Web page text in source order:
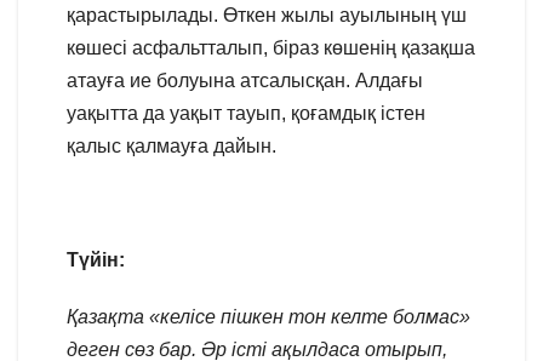
қарастырылады. Өткен жылы ауылының үш
көшесі асфальтталып, біраз көшенің қазақша
атауға ие болуына атсалысқан. Алдағы
уақытта да уақыт тауып, қоғамдық істен
қалыс қалмауға дайын.
Түйін:
Қазақта «келісе пішкен тон келте болмас»
деген сөз бар. Әр істі ақылдаса отырып,